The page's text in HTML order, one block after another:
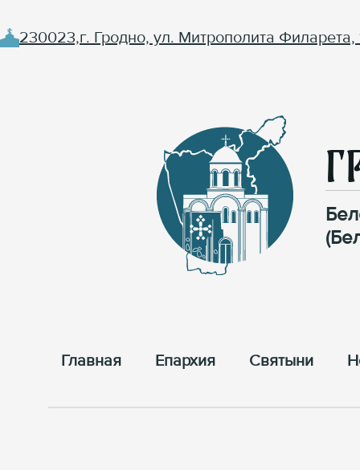
230023,г. Гродно, ул. Митрополита Филарета,
Главная Епархия Cвятыни